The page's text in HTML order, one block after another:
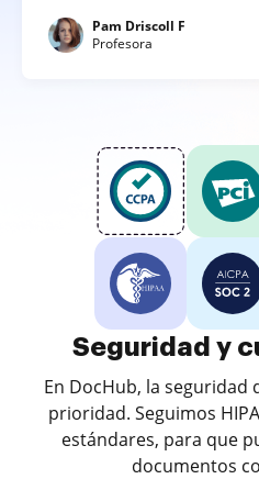
Pam Driscoll F
Profesora
Seguridad y
En DocHub, la seguridad
prioridad. Seguimos
estándares, para que
documentos